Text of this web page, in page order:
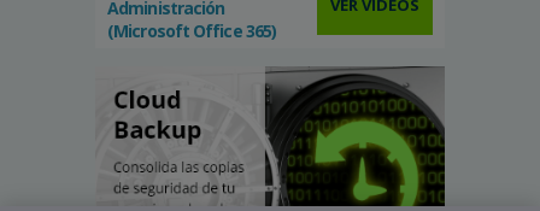
Administración
(Microsoft Office 365)
VER VÍDEOS